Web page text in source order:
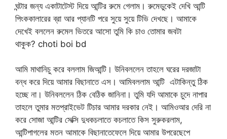
ঘন্টার জন্য একাটাটেস্ট দিয়ে আন্টির রুমে গেলাম। রুমেডুকেই দেখি আন্টি
পিংককালারের ব্রা আর প্যানটি পরে সুয়ে সুয়ে টিভি দেখছে। আমাকে
দেখেই বললেন রুমেল ভিতরে আসো তুমি কি চাও তোমার জবটা
থাকুক? choti boi bd
আমি মাথানিচু করে বললাম জিআন্টি। উনিবললেন তাহলে ঘরের দরজাটা
বন্ধ করে দিয়ে আমার বিছানাতে এস। আমিবললাম আন্টি এটাকিন্তু ঠিক
হচ্ছে না। উনিবললেন ঠিক বেঠিক জানিনা। তুমি যদি আমাকে চুদে নাপার
তাহলে তুমার মতপ্রাইভেট টিচার আমার দরকার নেই। আমিওআর দেরি না
করে সোজা আন্টির সেক্সি দুধকচলাতে কচলাতে কিস সুরুকরলাম,
আন্টিপাগলের মতন আমাকে বিছানাতেফেলে দিয়ে আমার উপরেছেপে